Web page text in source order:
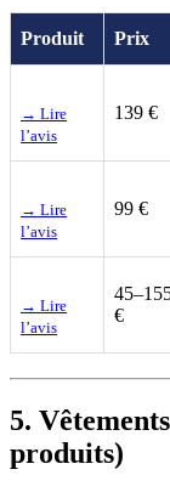
Produit Prix
→ Lire
l’avis
139 €
→ Lire
l’avis
99 €
→ Lire
l’avis
€
5.
produits)